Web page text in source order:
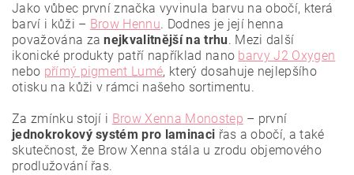
Vložením hodnocení souhlasíte sezásadami ochrany
osobních údajů.
Jako vůbec první značka vyvinula barvu na obočí, která
barví i kůži – Brow Hennu. Dodnes je její henna
považována zanejkvalitnější na trhu. Mezi další
ikonické produkty patří například nano barvy J2 Oxygen
nebo přímý pigment Lumé, který dosahuje nejlepšího
otisku na kůži v rámci našeho sortimentu.
Za zmínku stojí i Brow Xenna Monostep – první
jednokrokový systém pro laminaci řas a obočí, a také
skutečnost, že Brow Xenna stála u zrodu objemového
prodlužování řas.